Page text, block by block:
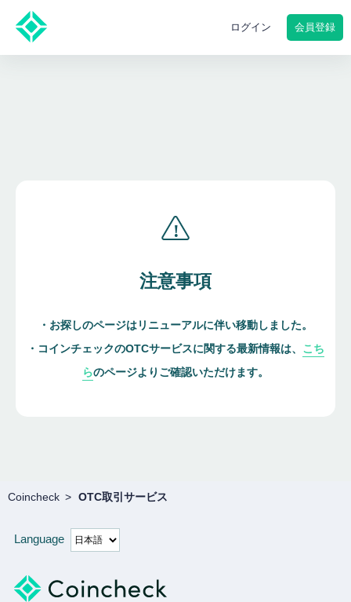
ログイン 会員登録
注意事項
・お探しのページはリニューアルに伴い移動しました。
・コインチェックのOTCサービスに関する最新情報は、 こち
らのページよりご確認いただけます。
Coincheck OTC取引サービス
Language